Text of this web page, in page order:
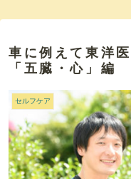
車に例えて東洋
「五臓・心」編
セルフケア